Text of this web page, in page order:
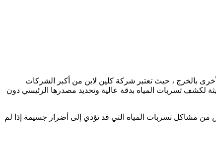
بالخرج ، حيث تعتبر شركة كلين لاين من أكبر الشركات
لكشف تسربات المياه بدقة عالية وتحديد مصدرها الرئيسي دون
مشاكل تسربات المياه التي قد تؤدي إلى أضرار جسيمة إذا لم